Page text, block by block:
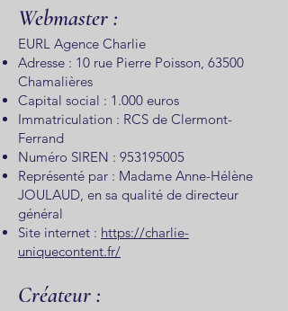
Webmaster :
EURL Agence Charlie
Adresse : 10 rue Pierre Poisson, 63500
Chamalières
Capital social : 1.000 euros
Immatriculation : RCS de Clermont-
Ferrand
Numéro SIREN : 953195005
Représenté par : Madame Anne-Hélène
JOULAUD, en sa qualité de directeur
général
Site internet : https://charlie-
uniquecontent.fr/
Créateur :